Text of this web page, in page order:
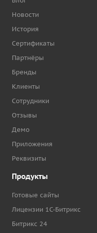
Новости
История
Сертификаты
Партнёры
Бренды
Клиенты
Сотрудники
Отзывы
Демо
Приложения
Реквизиты
Продукты
Готовые сайты
Лицензии 1С-Битрикс
Битрикс 24